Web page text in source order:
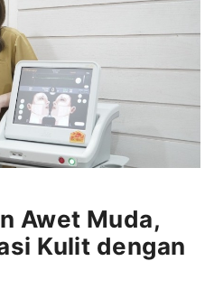
Awet Muda,
Kulit dengan